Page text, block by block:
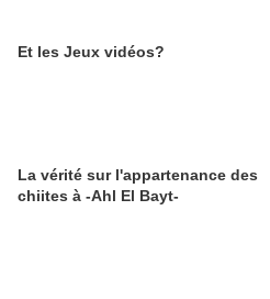
Et les Jeux vidéos?
La vérité sur l'appartenance des
chiites à -Ahl El Bayt-